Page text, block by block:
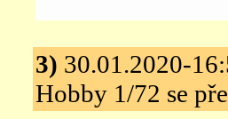
3) 30.01.2020-
Hobby 1/72 se